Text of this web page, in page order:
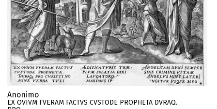
Anonimo
EX OVIVM FVERAM FACTVS CVSTODE PROPHETA DVRAQ.